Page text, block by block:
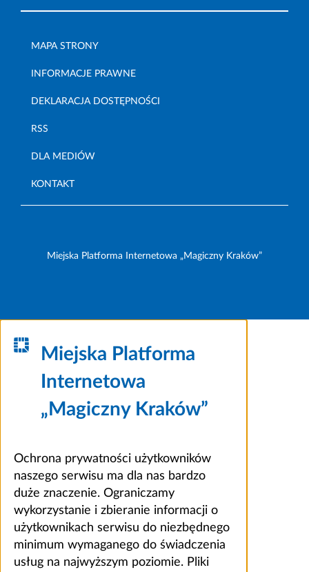
MAPA STRONY
INFORMACJE PRAWNE
DEKLARACJA DOSTĘPNOŚCI
RSS
DLA MEDIÓW
KONTAKT
Miejska Platforma Internetowa „Magiczny Kraków”
Miejska Platforma
Internetowa
„Magiczny Kraków”
Ochrona prywatności użytkowników
naszego serwisu ma dla nas bardzo
duże znaczenie. Ograniczamy
wykorzystanie i zbieranie informacji o
użytkownikach serwisu do niezbędnego
minimum wymaganego do świadczenia
usług na najwyższym poziomie. Pliki